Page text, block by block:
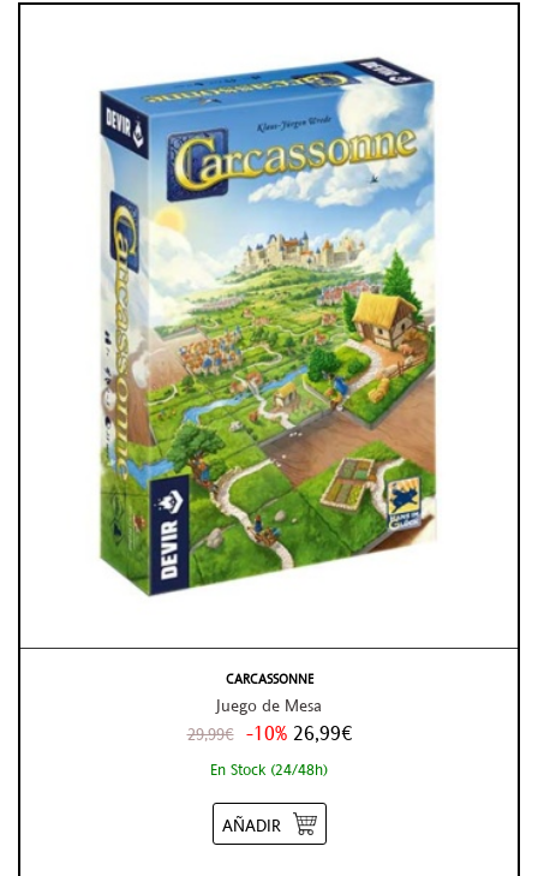
CARCASSONNE
Juego de Mesa
29,99€ -10% 26,99€
En Stock (24/48h)
AÑADIR